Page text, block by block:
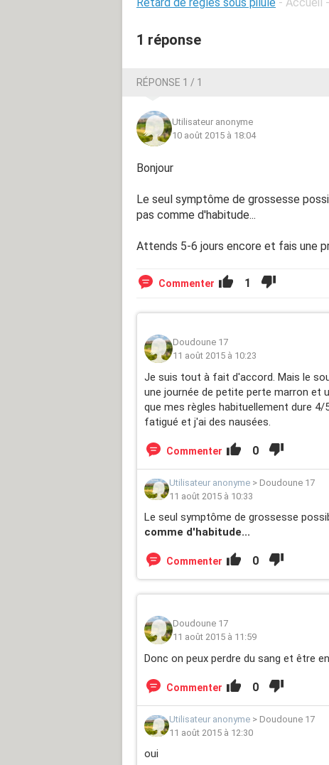
1 réponse
RÉPONSE 1 / 1
Utilisateur anonyme
10 août 2015 à 18:04
Bonjour
Le seul symptôme de grossesse
pas comme d'habitude...
Attends 5-6 jours encore et fais une
Commenter 1
Doudoune 17
11 août 2015 à 10:23
Je suis tout à fait d'accord. Mais le
une journée de petite perte marron et
que mes règles habituellement dure
fatigué et j'ai des nausées.
Commenter 0
Utilisateur anonyme > Doudoune 17
11 août 2015 à 10:33
Le seul symptôme de grossesse
comme d'habitude...
Commenter 0
Doudoune 17
11 août 2015 à 11:59
Donc on peux perdre du sang et être
Commenter 0
Utilisateur anonyme > Doudoune 17
11 août 2015 à 12:30
oui